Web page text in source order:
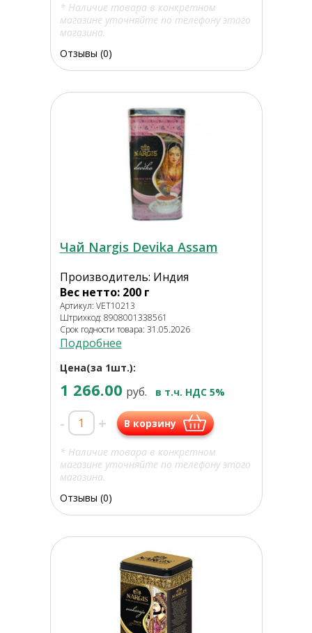
* Наличие товара в конкретном
магазине уточняйте по телефону этого
магазина.
Отзывы (0)
Чай Nargis Devika Assam
Производитель: Индия
Вес нетто: 200 г
Артикул: VET10213
Штрихкод: 8908001338561
Срок годности товара: 31.05.2026
Подробнее
Цена(за 1шт.):
1 266.00 руб. в т.ч. НДС 5%
- + В корзину
* Наличие товара в конкретном
магазине уточняйте по телефону этого
магазина.
Отзывы (0)